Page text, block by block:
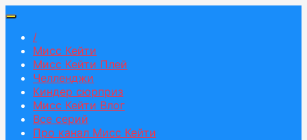
/
Мисс Кейти
Мисс Кейти Плей
Челленджи
Киндер сюрприз
Мисс Кейти Влог
Все серий
Про канал Мисс Кейти